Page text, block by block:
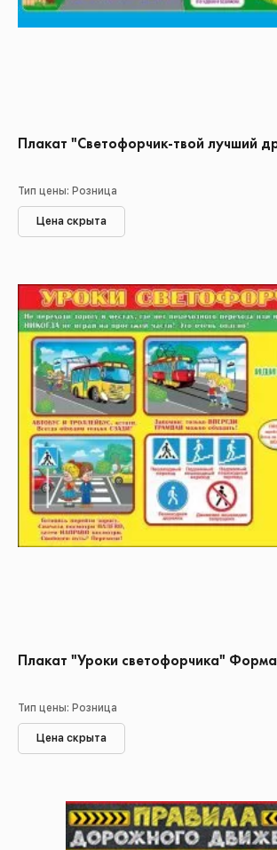
Плакат "Светофорчик-твой лучший
Тип цены: Розница
Цена скрыта
Плакат "Уроки светофорчика"
Тип цены: Розница
Цена скрыта